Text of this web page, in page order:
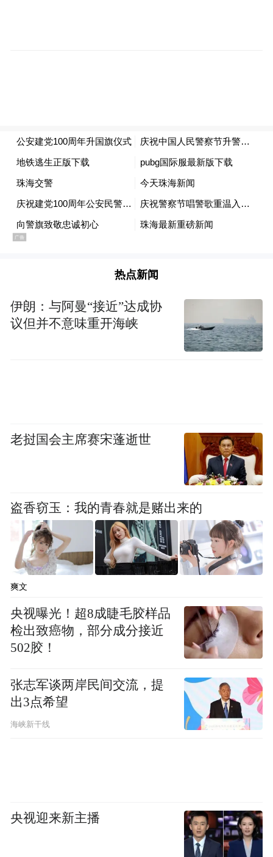
凤凰网广东发自珠海
热点新闻
伊朗：与阿曼“接近”达成协
议但并不意味重开海峡
老挝国会主席赛宋蓬逝世
盗香窃玉：我的青春就是赌出来的
爽文
央视曝光！超8成睫毛胶样品
检出致癌物，部分成分接近
502胶！
张志军谈两岸民间交流，提
出3点希望
海峡新干线
央视迎来新主播